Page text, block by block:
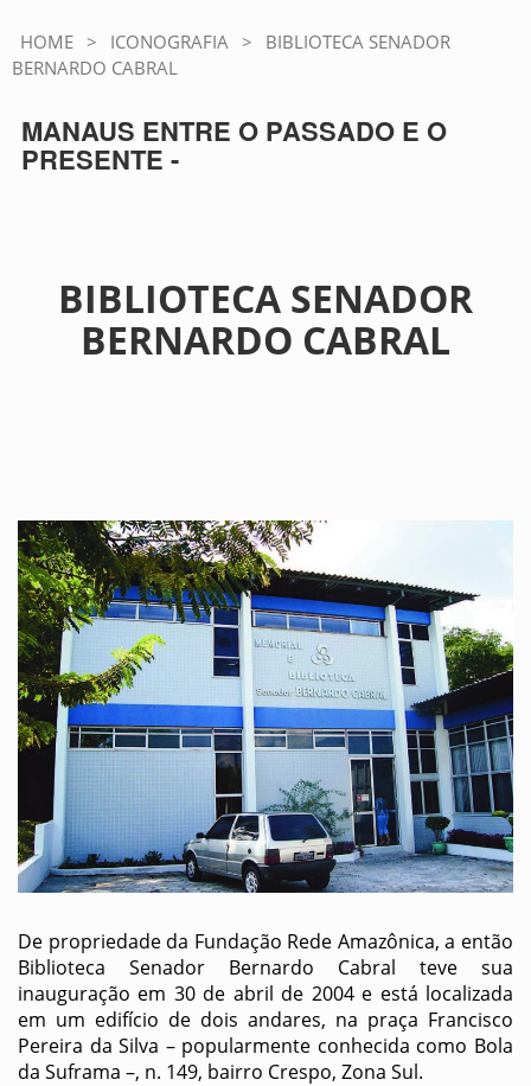
HOME > ICONOGRAFIA >
BIBLIOTECA SENADOR
BERNARDO CABRAL
MANAUS ENTRE O PASSADO E O
PRESENTE -
BIBLIOTECA SENADOR
BERNARDO CABRAL
De propriedade da Fundação Rede Amazônica, a então
Biblioteca Senador Bernardo Cabral teve sua
inauguração em 30 de abril de 2004 e está localizada
em um edifício de dois andares, na praça Francisco
Pereira da Silva – popularmente conhecida como Bola
da Suframa –, n. 149, bairro Crespo, Zona Sul.